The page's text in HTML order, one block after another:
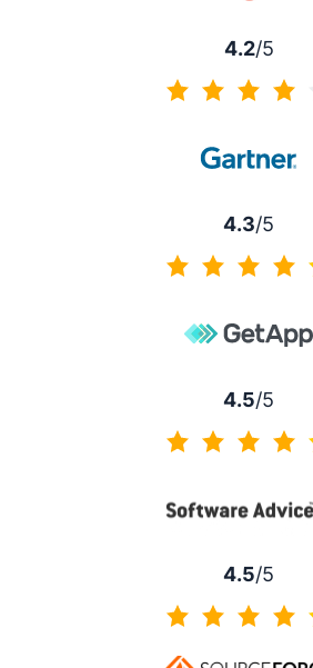
4.2/5
4.3/5
4.5/5
4.5/5